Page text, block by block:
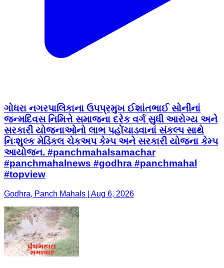
ગોધરા નગરપાલિકાના ઉપપ્રમુખ ઈશાંતભાઈ સોનીનાં
જન્મદિવસ નિમિત્તે સમાજના દરેક વર્ગ સુધી આરોગ્ય અને
સરકારી યોજનાઓનો લાભ પહોંચાડવાનાં સંકલ્પ સાથે
નિઃશુલ્ક મેડિકલ ચેકઅપ કેમ્પ અને સરકારી યોજના કેમ્પ
આયોજન. #panchmahalsamachar
#panchmahalnews #godhra #panchmahal
#topview
Godhra, Panch Mahals | Aug 6, 2026